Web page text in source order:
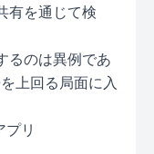
有を通じて検
るのは異例であ
上回る局面に入
リ